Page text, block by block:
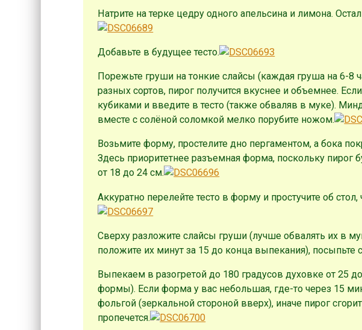
Натрите на терке цедру одного апельсина и лимона.
Добавьте в будущее тесто.
Порежьте груши на тонкие слайсы (каждая груша на 6-8
разных сортов, пирог получится вкуснее и объемнее.
кубиками и введите в тесто (также обваляв в муке).
вместе с солёной соломкой мелко порубите ножом.
Возьмите форму, простелите дно пергаментом, а бока
Здесь приоритетнее разъемная форма, поскольку
от 18 до 24 см.
Аккуратно перелейте тесто в форму и простучите об
Сверху разложите слайсы груши (лучше обвалять их в
положите их минут за 15 до конца выпекания), посыпьте
Выпекаем в разогретой до 180 градусов духовке от 25
формы). Если форма у вас небольшая, где-то через 15
фольгой (зеркальной стороной вверх), иначе пирог
пропечется.